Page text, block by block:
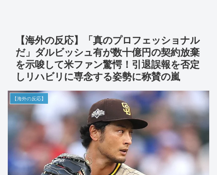
【海外の反応】「真のプロフェッショナル
だ」ダルビッシュ有が数十億円の契約放棄
を示唆して米ファン驚愕！引退誤報を否定
しリハビリに専念する姿勢に称賛の嵐
【海外の反応】